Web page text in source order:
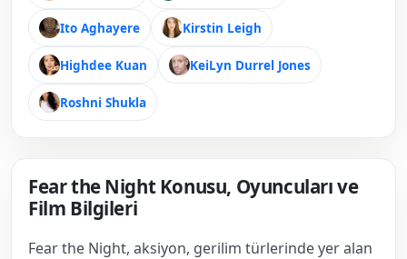
Ito Aghayere Kirstin Leigh
Highdee Kuan KeiLyn Durrel Jones
Roshni Shukla
Fear the Night Konusu, Oyuncuları ve
Film Bilgileri
Fear the Night, aksiyon, gerilim türlerinde yer alan